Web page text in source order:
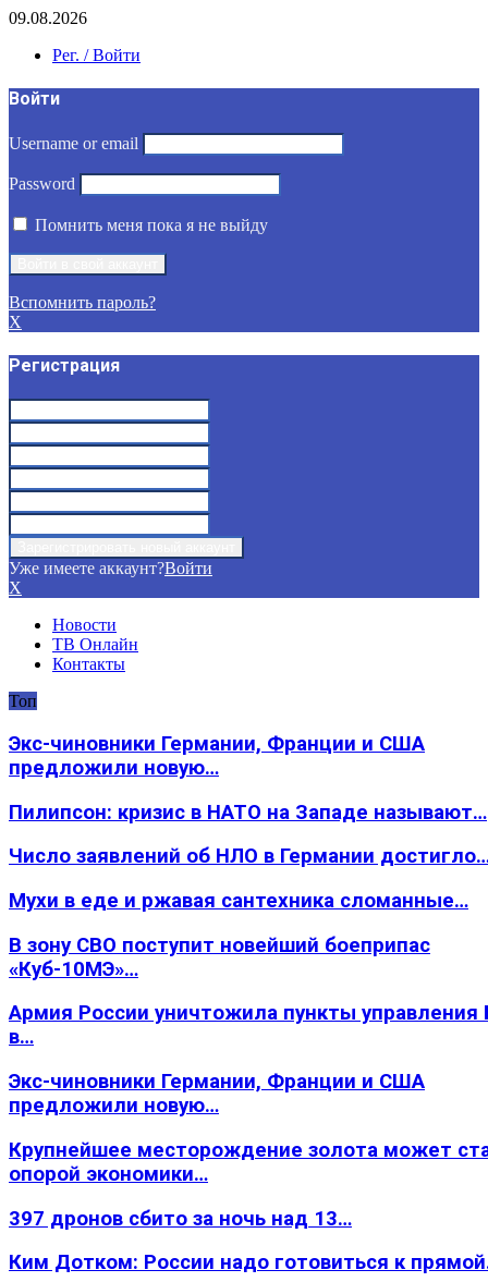
09.08.2026
Рег. / Войти
Войти
Username or email
Password
Помнить меня пока я не выйду
Вспомнить пароль?
X
Регистрация
Уже имеете аккаунт?Войти
X
Новости
ТВ Онлайн
Контакты
Топ
Экс-чиновники Германии, Франции и США
предложили новую…
Пилипсон: кризис в НАТО на Западе называют…
Число заявлений об НЛО в Германии
Мухи в еде и ржавая сантехника сломанные…
В зону СВО поступит новейший боеприпас
«Куб-10МЭ»…
Армия России уничтожила пункты
в…
Экс-чиновники Германии, Франции и США
предложили новую…
Крупнейшее месторождение золота может
опорой экономики…
397 дронов сбито за ночь над 13…
Ким Дотком: России надо готовиться к